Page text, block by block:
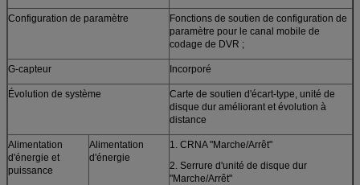
Configuration de paramètre
Fonctions de soutien de configuration de
paramètre pour le canal mobile de
codage de DVR ;
G-capteur Incorporé
Évolution de système
Carte de soutien d'écart-type, unité de
disque dur améliorant et évolution à
distance
Alimentation
d'énergie et
puissance
Alimentation
d'énergie
1. CRNA "Marche/Arrêt"
2. Serrure d'unité de disque dur
"Marche/Arrêt"